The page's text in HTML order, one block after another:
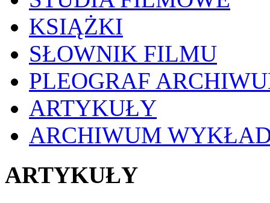
KSIĄŻKI
SŁOWNIK FILMU
PLEOGRAF
ARTYKUŁY
ARCHIWUM
ARTYKUŁY